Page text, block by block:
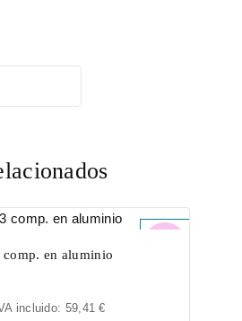
comp. en aluminio
incluido: 59,41€